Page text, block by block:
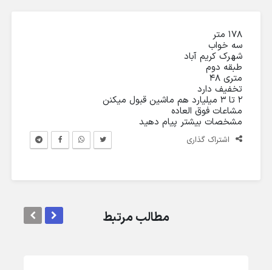
۱۷۸ متر‌
سه خواب
شهرک کریم آباد
طبقه دوم
متری ۴۸
تخفیف دارد
۲ تا ۳ میلیارد هم ماشین قبول میکنن
مشاعات فوق العاده
مشخصات بیشتر پیام دهید
اشتراک گذاری
مطالب مرتبط